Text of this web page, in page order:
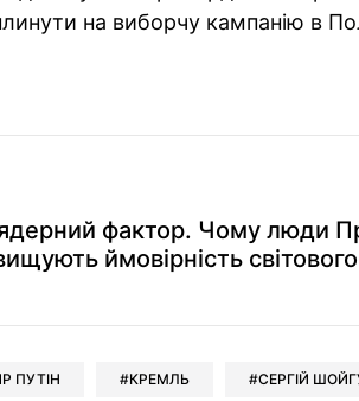
на виборчу кампанію в
ядерний фактор. Чому люди
ймовірність світового
ПУТІН КРЕМЛЬ СЕРГІЙ